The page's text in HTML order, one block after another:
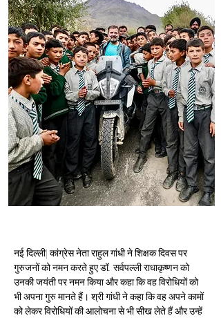
नई दिल्ली| कांग्रेस नेता राहुल गांधी ने शिक्षक दिवस पर
गुरुजनों को नमन करते हुए डॉ. सर्वपल्ली राधाकृष्णन को
उनकी जयंती पर नमन किया और कहा कि वह विरोधियों को
भी अपना गुरु मानते हैं। श्री गांधी ने कहा कि वह अपने कामों
को लेकर विरोधियों की आलोचना से भी सीख लेते हैं और उन्हें